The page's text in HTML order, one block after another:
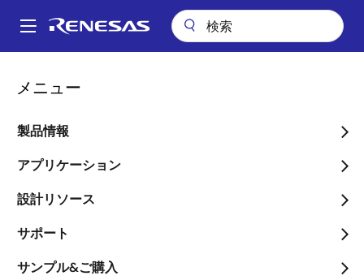
ン
Main
メニュー
製品情報
アプリケーション
設計リソース
サポート
サンプル&ご購入
パ
ン
く
ず
バーコードスキャナシステム
バーコードスキャナシステ
ム
ページセクションへ移動：